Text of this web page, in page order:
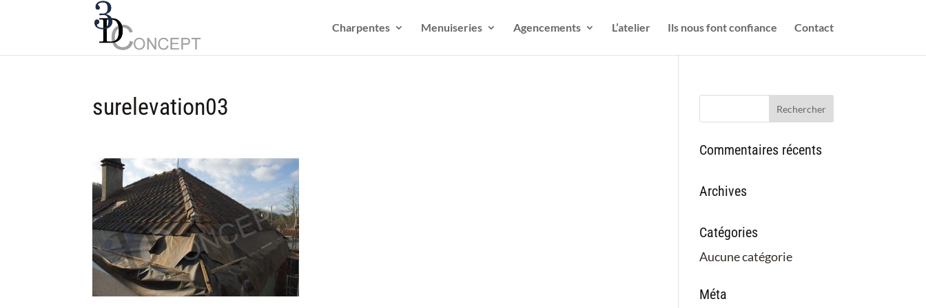
Charpentes Menuiseries Agencements L’atelier Ils nous font confiance Contact
surelevation03
Commentaires récents
Archives
Catégories
Aucune catégorie
Méta